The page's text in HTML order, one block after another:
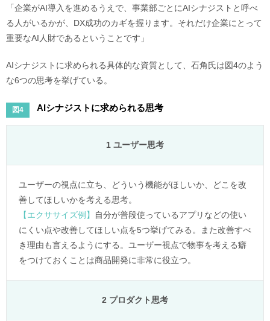
「企業がAI導入を進めるうえで、事業部ごとにAIシナジストと呼べ
る人がいるかが、DX成功のカギを握ります。それだけ企業にとって
重要なAI人財であるということです」
AIシナジストに求められる具体的な資質として、石角氏は図4のよう
な6つの思考を挙げている。
図4 AIシナジストに求められる思考
1 ユーザー思考
ユーザーの視点に立ち、どういう機能がほしいか、どこを改
善してほしいかを考える思考。
【エクササイズ例】
自分が普段使っているアプリなどの使い
にくい点や改善してほしい点を5つ挙げてみる。また改善すべ
き理由も言えるようにする。ユーザー視点で物事を考える癖
をつけておくことは商品開発に非常に役立つ。
2 プロダクト思考